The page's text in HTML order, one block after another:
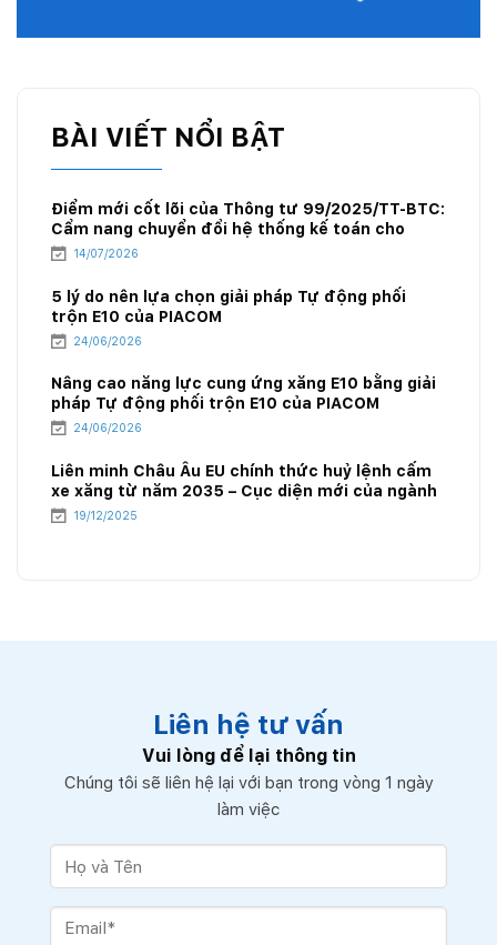
BÀI VIẾT NỔI BẬT
Điểm mới cốt lõi của Thông tư 99/2025/TT-BTC:
Cẩm nang chuyển đổi hệ thống kế toán cho
doanh nghiệp xăng dầu
14/07/2026
5 lý do nên lựa chọn giải pháp Tự động phối
trộn E10 của PIACOM
24/06/2026
Nâng cao năng lực cung ứng xăng E10 bằng giải
pháp Tự động phối trộn E10 của PIACOM
24/06/2026
Liên minh Châu Âu EU chính thức huỷ lệnh cấm
xe xăng từ năm 2035 – Cục diện mới của ngành
năng lượng
19/12/2025
Liên hệ tư vấn
Vui lòng để lại thông tin
Chúng tôi sẽ liên hệ lại với bạn trong vòng 1 ngày
làm việc